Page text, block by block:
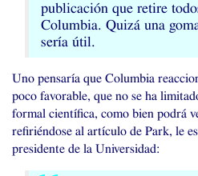
publicación que retire
Columbia. Quizá una
sería útil.
Uno pensaría que Columbia
poco favorable, que no se ha
formal científica, como bien podrá
refiriéndose al artículo de Park, le
presidente de la Universidad: